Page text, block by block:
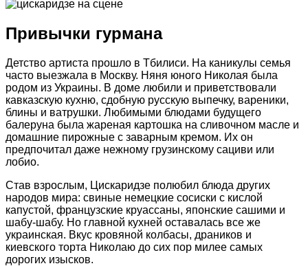
Привычки гурмана
Детство артиста прошло в Тбилиси. На каникулы семья
часто выезжала в Москву. Няня юного Николая была
родом из Украины. В доме любили и приветствовали
кавказскую кухню, сдобную русскую выпечку, вареники,
блины и ватрушки. Любимыми блюдами будущего
балеруна была жареная картошка на сливочном масле и
домашние пирожные с заварным кремом. Их он
предпочитал даже нежному грузинскому сациви или
лобио.
Став взрослым, Цискаридзе полюбил блюда других
народов мира: свиные немецкие сосиски с кислой
капустой, французские круассаны, японские сашими и
шабу-шабу. Но главной кухней оставалась все же
украинская. Вкус кровяной колбасы, драников и
киевского торта Николаю до сих пор милее самых
дорогих изысков.